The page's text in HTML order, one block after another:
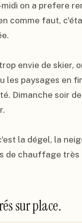
on a prefere
comme faut,
envie de skier,
les paysages en
Dimanche soir
la dégel, la
de chauffage très
sur place.